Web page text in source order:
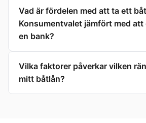
Vad är fördelen med att ta ett
Konsumentvalet jämfört med
en bank?
Vilka faktorer påverkar vilken
mitt båtlån?